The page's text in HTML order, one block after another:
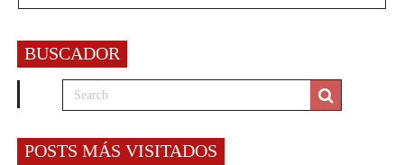
BUSCADOR
POSTS MÁS VISITADOS